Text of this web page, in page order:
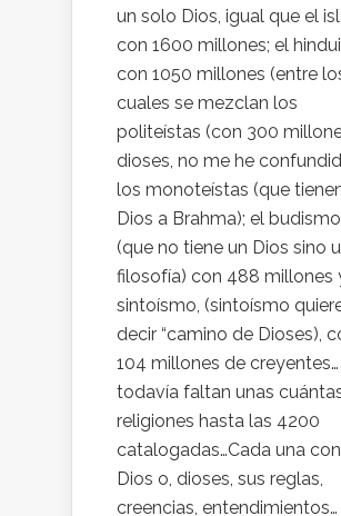
un solo Dios, igual que el
con 1600 millones; el
con 1050 millones (entre
cuales se mezclan los
politeístas (con 300
dioses, no me he
los monoteístas (que
Dios a Brahma); el budismo
(que no tiene un Dios sino
filosofía) con 488 millones
sintoísmo, (sintoísmo
decir “camino de Dioses),
104 millones de creyentes…
todavía faltan unas
religiones hasta las 4200
catalogadas…Cada una
Dios o, dioses, sus reglas,
creencias, entendimientos…